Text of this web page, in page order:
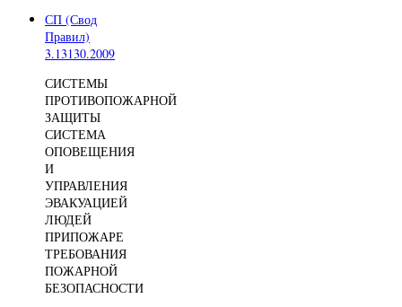
СП (Свод
Правил)
3.13130.2009
СИСТЕМЫ
ПРОТИВОПОЖАРНОЙ
ЗАЩИТЫ
СИСТЕМА
ОПОВЕЩЕНИЯ
И
УПРАВЛЕНИЯ
ЭВАКУАЦИЕЙ
ЛЮДЕЙ
ПРИПОЖАРЕ
ТРЕБОВАНИЯ
ПОЖАРНОЙ
БЕЗОПАСНОСТИ